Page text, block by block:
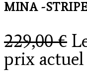
MINA -
229,00€
prix actuel